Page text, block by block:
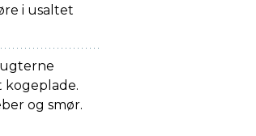
i usaltet
kogeplade.
og smør.